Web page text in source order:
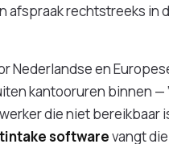
afspraak rechtstreeks in
Nederlandse en
kantooruren binnen —
die niet bereikbaar
softwarevangt